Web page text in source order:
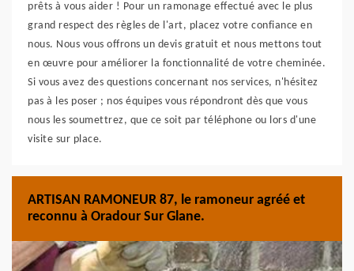
prêts à vous aider ! Pour un ramonage effectué avec le plus
grand respect des règles de l'art, placez votre confiance en
nous. Nous vous offrons un devis gratuit et nous mettons tout
en œuvre pour améliorer la fonctionnalité de votre cheminée.
Si vous avez des questions concernant nos services, n'hésitez
pas à les poser ; nos équipes vous répondront dès que vous
nous les soumettrez, que ce soit par téléphone ou lors d'une
visite sur place.
ARTISAN RAMONEUR 87, le ramoneur agréé et
reconnu à Oradour Sur Glane.